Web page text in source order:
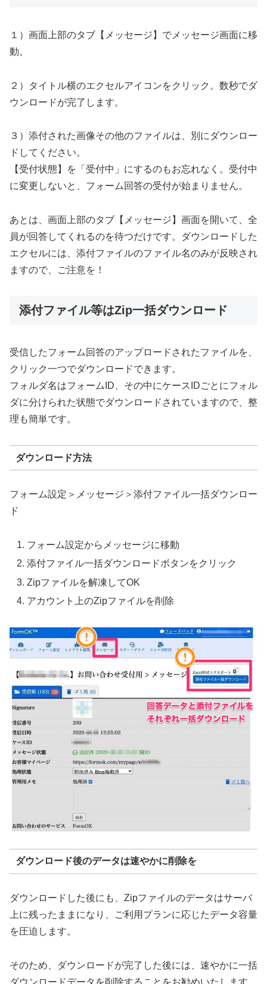
１）画面上部のタブ【メッセージ】でメッセージ画面に移
動。
２）タイトル横のエクセルアイコンをクリック。数秒でダ
ウンロードが完了します。
３）添付された画像その他のファイルは、別にダウンロー
ドしてください。
【受付状態】を「受付中」にするのもお忘れなく。受付中
に変更しないと、フォーム回答の受付が始まりません。
あとは、 画面上部のタブ【メッセージ】画面を開いて、 全
員が回答してくれるのを待つだけです。ダウンロードした
エクセルには、添付ファイルのファイル名のみが反映され
ますので、ご注意を！
添付ファイル等はZip一括ダウンロード
受信したフォーム回答のアップロードされたファイルを、
クリック一つでダウンロードできます。
フォルダ名はフォームID、その中にケースIDごとにフォル
ダに分けられた状態でダウンロードされていますので、整
理も簡単です。
ダウンロード方法
フォーム設定＞メッセージ＞添付ファイル一括ダウンロー
ド
フォーム設定からメッセージに移動
添付ファイル一括ダウンロードボタンをクリック
Zipファイルを解凍してOK
アカウント上のZipファイルを削除
ダウンロード後のデータは速やかに削除を
ダウンロードした後にも、Zipファイルのデータはサーバ
上に残ったままになり、ご利用プランに応じたデータ容量
を圧迫します。
そのため、ダウンロードが完了した後には、速やかに一括
ダウンロードデータを削除することをお勧めいたします。